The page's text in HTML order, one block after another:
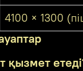
4100 × 1300
қызмет